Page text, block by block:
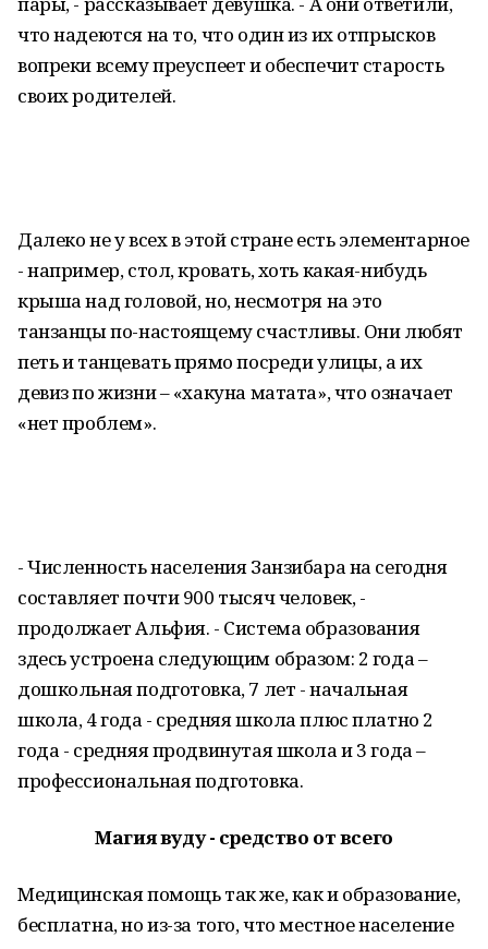
что надеются на то, что один из их отпрысков
вопреки всему преуспеет и обеспечит старость
своих родителей.
Далеко не у всех в этой стране есть элементарное
- например, стол, кровать, хоть какая-нибудь
крыша над головой, но, несмотря на это
танзанцы по-настоящему счастливы. Они любят
петь и танцевать прямо посреди улицы, а их
девиз по жизни – «хакуна матата», что означает
«нет проблем».
- Численность населения Занзибара на сегодня
составляет почти 900 тысяч человек, -
продолжает Альфия. - Система образования
здесь устроена следующим образом: 2 года –
дошкольная подготовка, 7 лет - начальная
школа, 4 года - средняя школа плюс платно 2
года - средняя продвинутая школа и 3 года –
профессиональная подготовка.
Магия вуду - средство от всего
Медицинская помощь так же, как и образование,
бесплатна, но из-за того, что местное население